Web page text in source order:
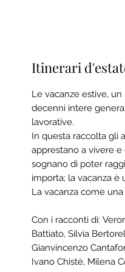
Itinerari
Le vacanze estive,
decenni intere
lavorative.
In questa raccolta gli
apprestano a vivere
sognano di poter
importa; la vacanza è
La vacanza come
Con i racconti di:
Battiato, Silvia
Gianvincenzo
Ivano Chistè, Milena